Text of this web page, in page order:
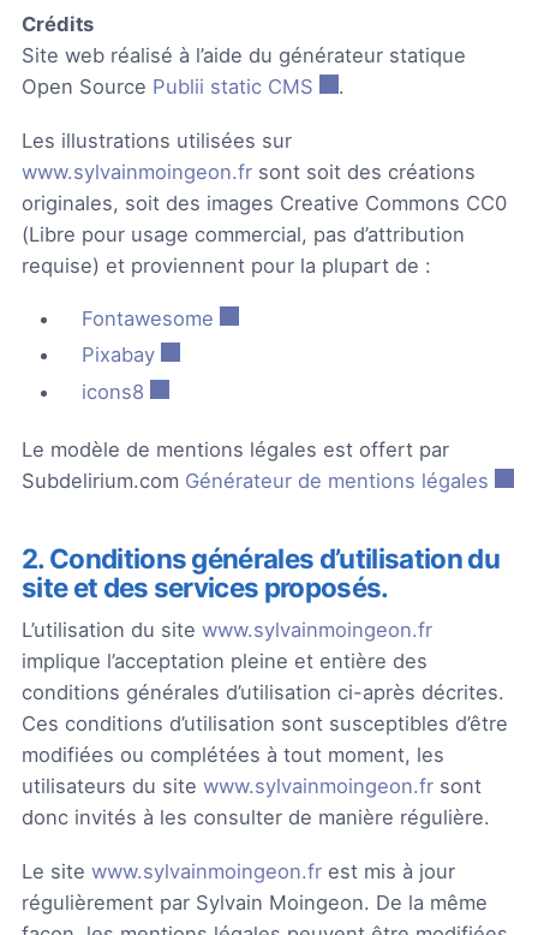
Crédits
Site web réalisé à l’aide du générateur statique
Open Source Publii static CMS .
Les illustrations utilisées sur
www.sylvainmoingeon.frsont soit des créations
originales, soit des images Creative Commons CC0
(Libre pour usage commercial, pas d’attribution
requise) et proviennent pour la plupart de :
Fontawesome
Pixabay
icons8
Le modèle de mentions légales est offert par
Subdelirium.com Générateur de mentions légales
2. Conditions générales d’utilisation du
site et des services proposés.
L’utilisation du site www.sylvainmoingeon.fr
implique l’acceptation pleine et entière des
conditions générales d’utilisation ci-après décrites.
Ces conditions d’utilisation sont susceptibles d’être
modifiées ou complétées à tout moment, les
utilisateurs du site www.sylvainmoingeon.frsont
donc invités à les consulter de manière régulière.
Le site www.sylvainmoingeon.frest mis à jour
régulièrement par Sylvain Moingeon. De la même